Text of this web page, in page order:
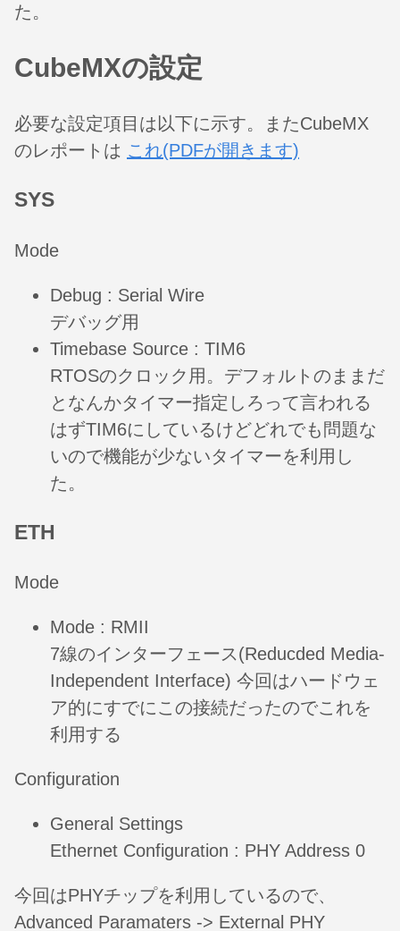
た。
CubeMXの設定
必要な設定項目は以下に示す。またCubeMX
のレポートは これ(PDFが開きます)
SYS
Mode
Debug : Serial Wire
デバッグ用
Timebase Source : TIM6
RTOSのクロック用。デフォルトのままだ
となんかタイマー指定しろって言われる
はずTIM6にしているけどどれでも問題な
いので機能が少ないタイマーを利用し
た。
ETH
Mode
Mode : RMII
7線のインターフェース(Reducded Media-
Independent Interface) 今回はハードウェ
ア的にすでにこの接続だったのでこれを
利用する
Configuration
General Settings
Ethernet Configuration : PHY Address 0
今回はPHYチップを利用しているので、
Advanced Paramaters -> External PHY